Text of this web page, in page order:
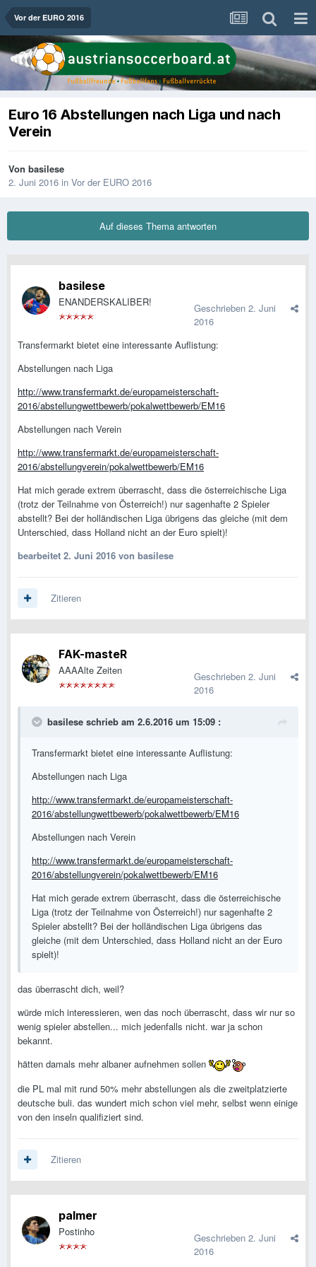
Vor der EURO 2016
Euro 16 Abstellungen nach Liga und nach
Verein
Von basilese
2. Juni 2016 in Vor der EURO 2016
Auf dieses Thema antworten
basilese
ENANDERSKALIBER! Geschrieben 2. Juni
2016
Transfermarkt bietet eine interessante Auflistung:
Abstellungen nach Liga
http://www.transfermarkt.de/europameisterschaft-
2016/abstellungwettbewerb/pokalwettbewerb/EM16
Abstellungen nach Verein
http://www.transfermarkt.de/europameisterschaft-
2016/abstellungverein/pokalwettbewerb/EM16
Hat mich gerade extrem überrascht, dass die österreichische Liga
(trotz der Teilnahme von Österreich!) nur sagenhafte 2 Spieler
abstellt? Bei der holländischen Liga übrigens das gleiche (mit dem
Unterschied, dass Holland nicht an der Euro spielt)!
bearbeitet 2. Juni 2016 von basilese
Zitieren
FAK-masteR
AAAAlte Zeiten Geschrieben 2. Juni
2016
basilese schrieb am 2.6.2016 um 15:09 :
Transfermarkt bietet eine interessante Auflistung:
Abstellungen nach Liga
http://www.transfermarkt.de/europameisterschaft-
2016/abstellungwettbewerb/pokalwettbewerb/EM16
Abstellungen nach Verein
http://www.transfermarkt.de/europameisterschaft-
2016/abstellungverein/pokalwettbewerb/EM16
Hat mich gerade extrem überrascht, dass die österreichische
Liga (trotz der Teilnahme von Österreich!) nur sagenhafte 2
Spieler abstellt? Bei der holländischen Liga übrigens das
gleiche (mit dem Unterschied, dass Holland nicht an der Euro
spielt)!
das überrascht dich, weil?
würde mich interessieren, wen das noch überrascht, dass wir nur so
wenig spieler abstellen... mich jedenfalls nicht. war ja schon
bekannt.
hätten damals mehr albaner aufnehmen sollen
die PL mal mit rund 50% mehr abstellungen als die zweitplatzierte
deutsche buli. das wundert mich schon viel mehr, selbst wenn einige
von den inseln qualifiziert sind.
Zitieren
palmer
Postinho Geschrieben 2. Juni
2016